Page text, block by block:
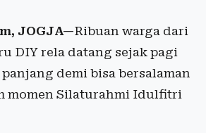
JOGJA—Ribuan warga dari
DIY rela datang sejak pagi
demi bisa bersalaman
momen Silaturahmi Idulfitri